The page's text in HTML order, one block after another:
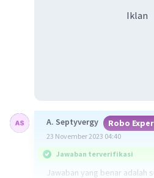
Iklan
A. Septyvergy Robo
23 November 2023 04:40
Jawaban terverifikasi
Jawaban yang benar adalah